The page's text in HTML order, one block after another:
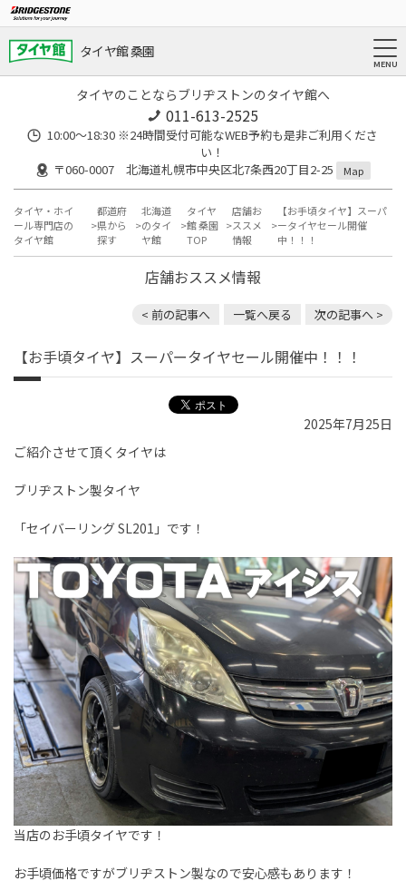
タイヤ館 桑園
タイヤのことならブリヂストンのタイヤ館へ
011-613-2525
10:00～18:30 ※24時間受付可能なWEB予約も是非ご利用くださ
い！
〒060-0007 北海道札幌市中央区北7条西20丁目2-25
Map
タイヤ・ホイ
ール専門店の
タイヤ館
都道府
県から
探す
北海道
のタイ
ヤ館
タイヤ
館 桑園
TOP
店舗お
ススメ
情報
【お手頃タイヤ】スーパ
ータイヤセール開催
中！！！
店舗おススメ情報
< 前の記事へ 一覧へ戻る 次の記事へ >
【お手頃タイヤ】スーパータイヤセール開催中！！！
2025年7月25日
ご紹介させて頂くタイヤは
ブリヂストン製タイヤ
「セイバーリング SL201」です！
当店のお手頃タイヤです！
お手頃価格ですがブリヂストン製なので安心感もあります！